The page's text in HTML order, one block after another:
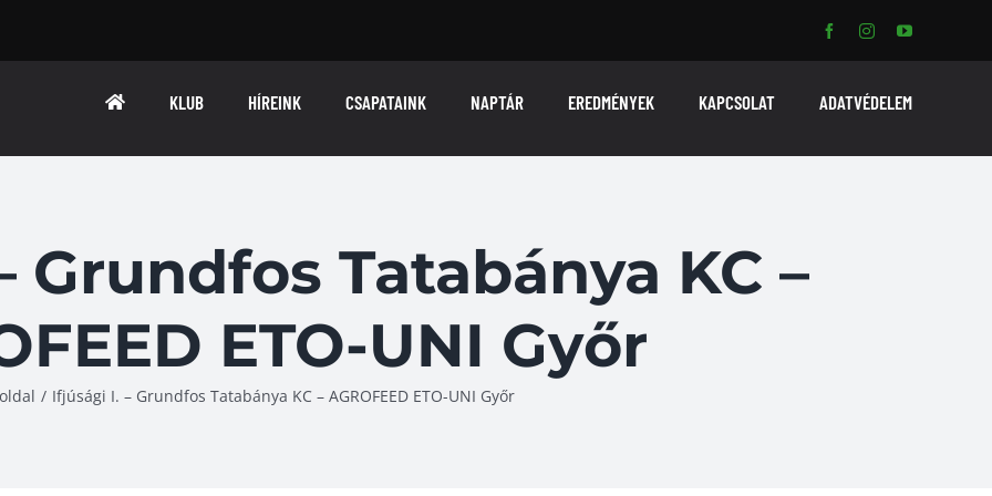
KLUB HÍREINK CSAPATAINK NAPTÁR EREDMÉNYEK KAPCSOLAT ADATVÉDELEM
Grundfos Tatabánya KC –
ETO-UNI Győr
/ Ifjúsági I. – Grundfos Tatabánya KC – AGROFEED ETO-UNI Győr